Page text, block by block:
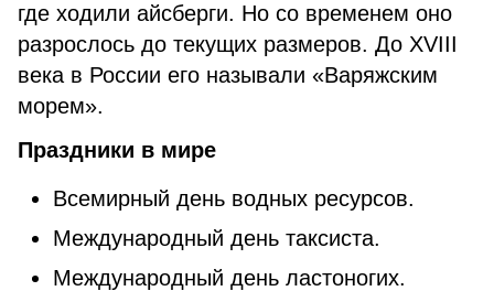
где ходили айсберги. Но со временем оно
разрослось до текущих размеров. До XVIII
века в России его называли «Варяжским
морем».
Праздники в мире
Всемирный день водных ресурсов.
Международный день таксиста.
Международный день ластоногих.